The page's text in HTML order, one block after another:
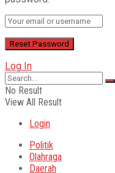
Log In
No Result
View All Result
Login
Politik
Olahraga
Daerah